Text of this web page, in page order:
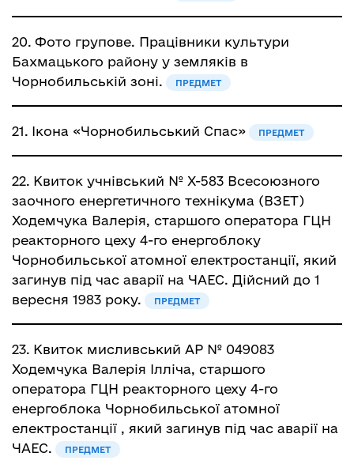
20. Фото групове. Працівники культури
Бахмацького району у земляків в
Чорнобильській зоні.
ПРЕДМЕТ
21. Ікона «Чорнобильський Спас» ПРЕДМЕТ
22. Квиток учнівський № Х-583 Всесоюзного
заочного енергетичного технікума (ВЗЕТ)
Ходемчука Валерія, старшого оператора ГЦН
реакторного цеху 4-го енергоблоку
Чорнобильської атомної електростанції, який
загинув під час аварії на ЧАЕС. Дійсний до 1
вересня 1983 року.
ПРЕДМЕТ
23. Квиток мисливський АР № 049083
Ходемчука Валерія Ілліча, старшого
оператора ГЦН реакторного цеху 4-го
енергоблока Чорнобильської атомної
електростанції , який загинув під час аварії на
ЧАЕС.
ПРЕДМЕТ